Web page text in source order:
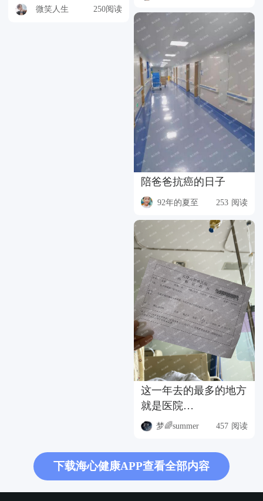
微笑人生 250阅读
陪爸爸抗癌的日子
92年的夏至 253 阅读
这一年去的最多的地方
就是医院…
梦🌈summer 457 阅读
下载海心健康APP查看全部内容